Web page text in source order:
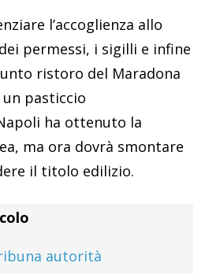
l’accoglienza allo
permessi, i sigilli e infine
ristoro del Maradona
pasticcio
ha ottenuto la
ma ora dovrà smontare
il titolo edilizio.
autorità